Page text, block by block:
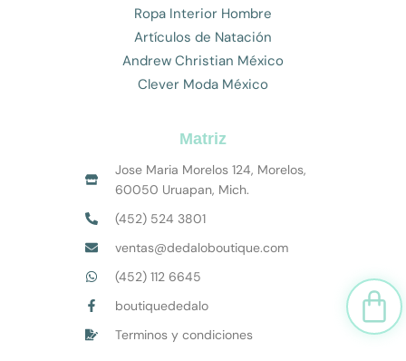
Ropa Interior Hombre
Artículos de Natación
Andrew Christian México
Clever Moda México
Matriz
Jose Maria Morelos 124, Morelos,
60050 Uruapan, Mich.
(452) 524 3801
ventas@dedaloboutique.com
(452) 112 6645
boutiquededalo
Terminos y condiciones